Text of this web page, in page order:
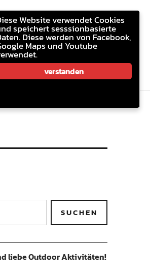
liebe Outdoor Aktivitäten!
Website verwendet Cookies
speichert sesssionbasierte
Diese werden von Facebook,
Maps und Youtube
verstanden